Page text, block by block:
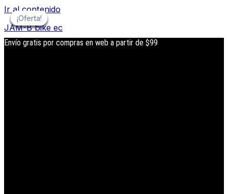
Ir al contenido
JAM-B bike ec
Envío gratis por compras en web a partir de $99
¡Oferta!
¡Oferta!
¡Oferta!
¡Oferta!
¡Oferta!
¡Oferta!